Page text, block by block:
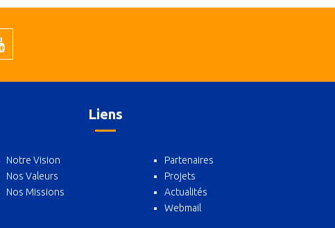
Liens
Notre Vision
Nos Valeurs
Nos Missions
Partenaires
Projets
Actualités
Webmail